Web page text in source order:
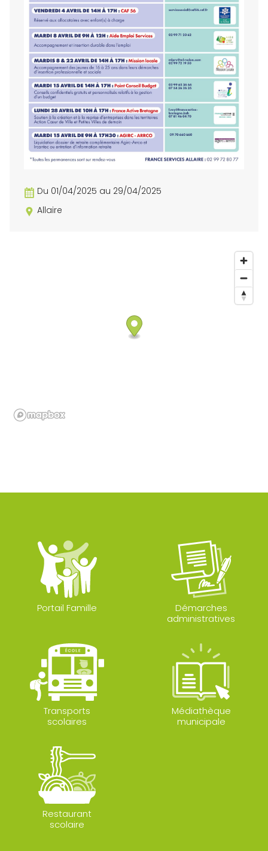
Du 01/04/2025 au 29/04/2025
Allaire
Portail Famille
Démarches
administratives
Transports
scolaires
Médiathèque
municipale
Restaurant
scolaire